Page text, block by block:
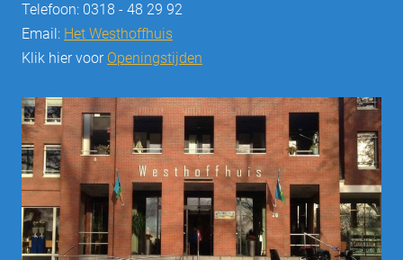
Telefoon: 0318 - 48 29 92
Email: Het Westhoffhuis
Klik hier voor Openingstijden